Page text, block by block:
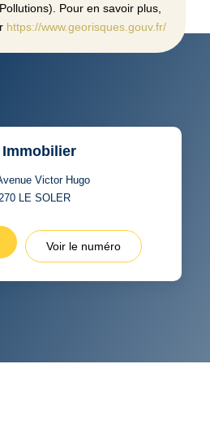
Pour en savoir plus,
https://www.georisques.gouv.fr/
Immobilier
Victor Hugo
LE SOLER
Voir le numéro